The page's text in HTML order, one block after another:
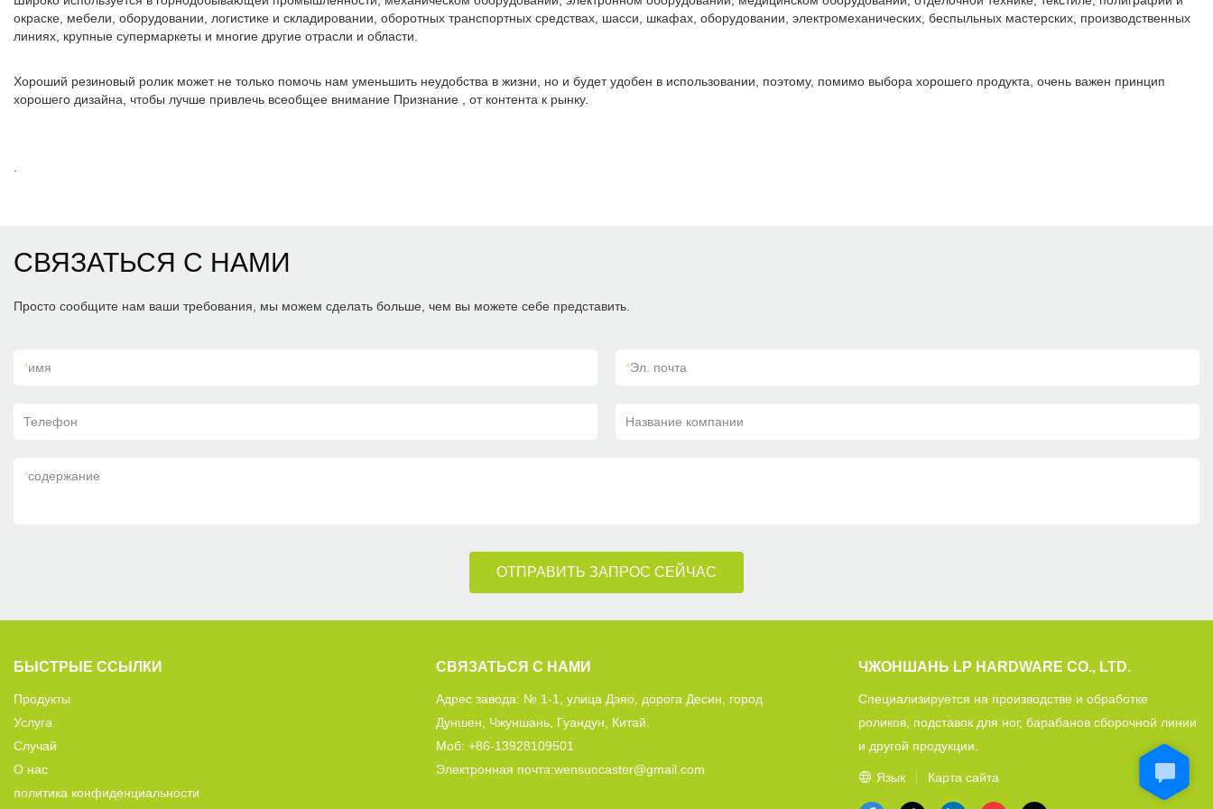
окраске, мебели, оборудовании, логистике и складировании, оборотных транспортных средствах, шасси, шкафах, оборудовании, электромеханических, беспыльных мастерских, производственных
линиях, крупные супермаркеты и многие другие отрасли и области.
Хороший резиновый ролик может не только помочь нам уменьшить неудобства в жизни, но и будет удобен в использовании, поэтому, помимо выбора хорошего продукта, очень важен принцип
хорошего дизайна, чтобы лучше привлечь всеобщее внимание Признание , от контента к рынку.
СВЯЗАТЬСЯ С НАМИ
Просто сообщите нам ваши требования, мы можем сделать больше, чем вы можете себе представить.
*имя *Эл. почта
Телефон Название компании
*содержание
ОТПРАВИТЬ ЗАПРОС СЕЙЧАС
БЫСТРЫЕ ССЫЛКИ
Продукты
Услуга
Случай
О нас
политика конфиденциальности
СВЯЗАТЬСЯ С НАМИ
Адрес завода: № 1-1, улица Дэяо, дорога Десин, город
Дуншен, Чжуншань, Гуандун, Китай.
Моб: +86-13928109501
Электронная почта:wensuocaster@gmail.com
ЧЖОНШАНЬ LP HARDWARE CO., LTD.
Специализируется на производстве и обработке
роликов, подставок для ног, барабанов сборочной линии
и другой продукции.
Язык Карта сайта